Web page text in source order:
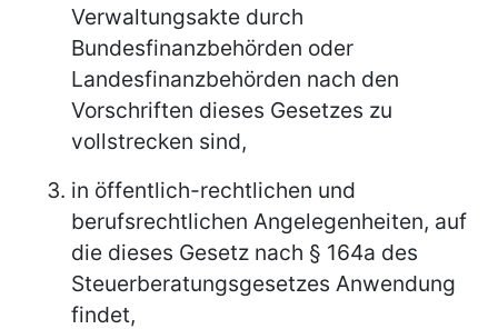
Verwaltungsakte durch
Bundesfinanzbehörden oder
Landesfinanzbehörden nach den
Vorschriften dieses Gesetzes zu
vollstrecken sind,
in öffentlich-rechtlichen und
berufsrechtlichen Angelegenheiten, auf
die dieses Gesetz nach § 164a des
Steuerberatungsgesetzes Anwendung
findet,